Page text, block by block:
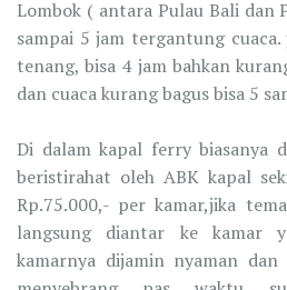
Lombok ( antara Pulau Bali dan
sampai 5 jam tergantung
tenang, bisa 4 jam bahkan
dan cuaca kurang bagus bisa 5
Di dalam kapal ferry biasanya
beristirahat oleh ABK kapal
Rp.75.000,- per kamar,jika
langsung diantar ke kamar
kamarnya dijamin nyaman